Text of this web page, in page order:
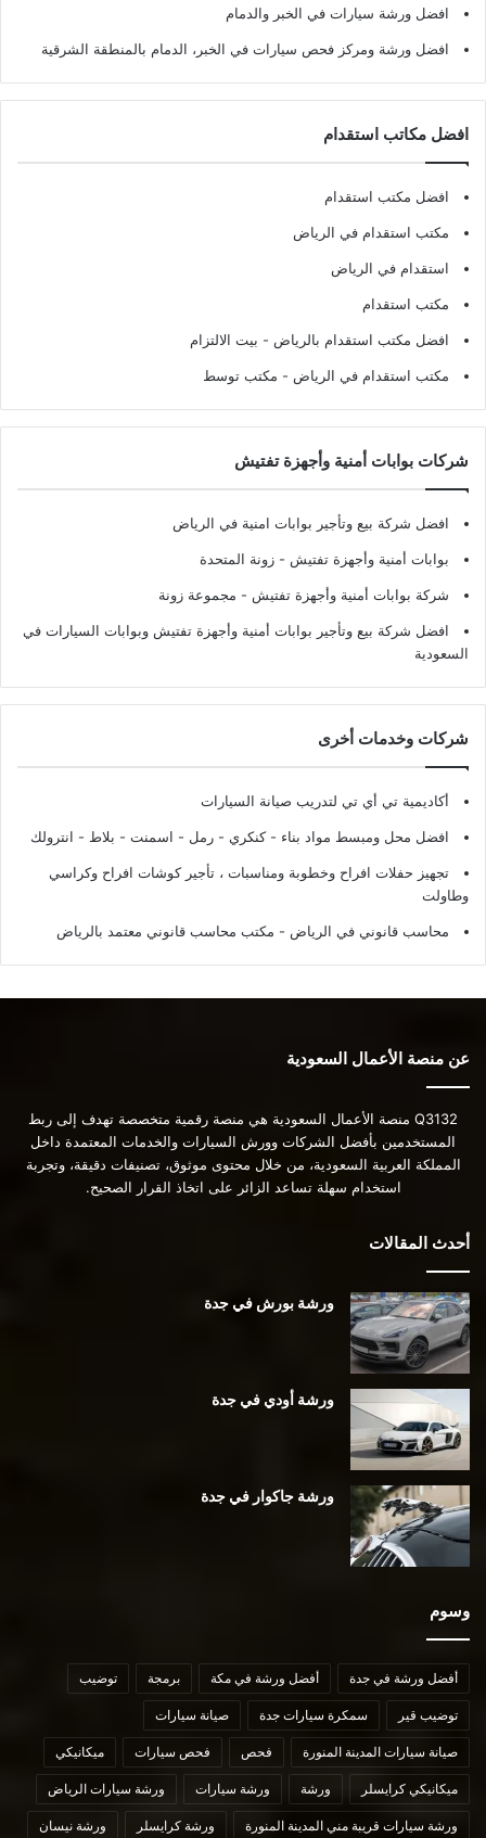
افضل ورشة سيارات في الخبر والدمام
افضل ورشة ومركز فحص سيارات في الخبر، الدمام بالمنطقة الشرقية
افضل مكاتب استقدام
افضل مكتب استقدام
مكتب استقدام في الرياض
استقدام في الرياض
مكتب استقدام
افضل مكتب استقدام بالرياض - بيت الالتزام
مكتب استقدام في الرياض - مكتب توسط
شركات بوابات أمنية وأجهزة تفتيش
افضل شركة بيع وتأجير بوابات امنية في الرياض
بوابات أمنية وأجهزة تفتيش - زونة المتحدة
شركة بوابات أمنية وأجهزة تفتيش - مجموعة زونة
افضل شركة بيع وتأجير بوابات أمنية وأجهزة تفتيش وبوابات السيارات في
السعودية
شركات وخدمات أخرى
أكاديمية تي أي تي لتدريب صيانة السيارات
افضل محل ومبسط مواد بناء - كنكري - رمل - اسمنت - بلاط - انترولك
تجهيز حفلات افراح وخطوبة ومناسبات ، تأجير كوشات افراح وكراسي
وطاولت
محاسب قانوني في الرياض - مكتب محاسب قانوني معتمد بالرياض
عن منصة الأعمال السعودية
Q3132 منصة الأعمال السعودية هي منصة رقمية متخصصة تهدف إلى ربط
المستخدمين بأفضل الشركات وورش السيارات والخدمات المعتمدة داخل
المملكة العربية السعودية، من خلال محتوى موثوق، تصنيفات دقيقة، وتجربة
استخدام سهلة تساعد الزائر على اتخاذ القرار الصحيح.
أحدث المقالات
ورشة بورش في جدة
ورشة أودي في جدة
ورشة جاكوار في جدة
وسوم
أفضل ورشة في جدة أفضل ورشة في مكة برمجة توضيب
توضيب قير سمكرة سيارات جدة صيانة سيارات
صيانة سيارات المدينة المنورة فحص فحص سيارات ميكانيكي
ميكانيكي كرايسلر ورشة ورشة سيارات ورشة سيارات الرياض
ورشة سيارات قريبة مني المدينة المنورة ورشة كرايسلر ورشة نيسان